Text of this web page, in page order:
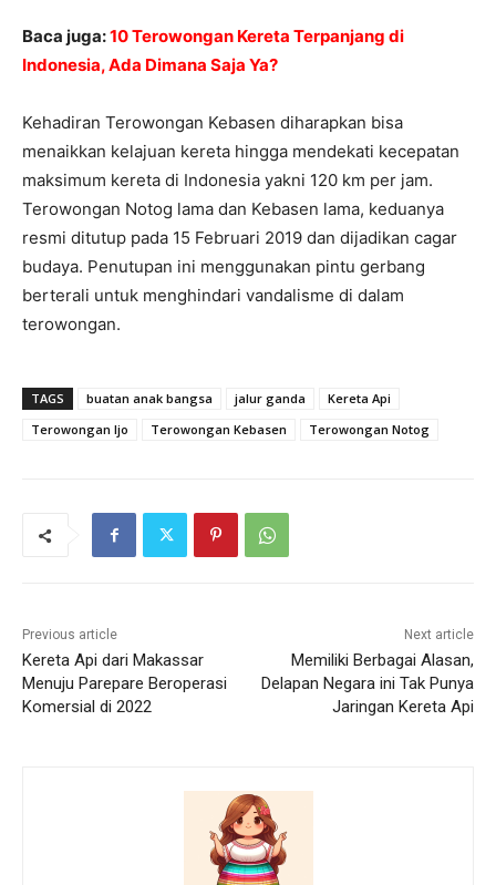
Baca juga:10 Terowongan Kereta Terpanjang di
Indonesia, Ada Dimana Saja Ya?
Kehadiran Terowongan Kebasen diharapkan bisa
menaikkan kelajuan kereta hingga mendekati kecepatan
maksimum kereta di Indonesia yakni 120 km per jam.
Terowongan Notog lama dan Kebasen lama, keduanya
resmi ditutup pada 15 Februari 2019 dan dijadikan cagar
budaya. Penutupan ini menggunakan pintu gerbang
berterali untuk menghindari vandalisme di dalam
terowongan.
TAGS buatan anak bangsa jalur ganda
Kereta Api
Terowongan Ijo
Terowongan Kebasen Terowongan Notog
Previous article
Kereta Api dari Makassar
Menuju Parepare Beroperasi
Komersial di 2022
Next article
Memiliki Berbagai Alasan,
Delapan Negara ini Tak Punya
Jaringan Kereta Api